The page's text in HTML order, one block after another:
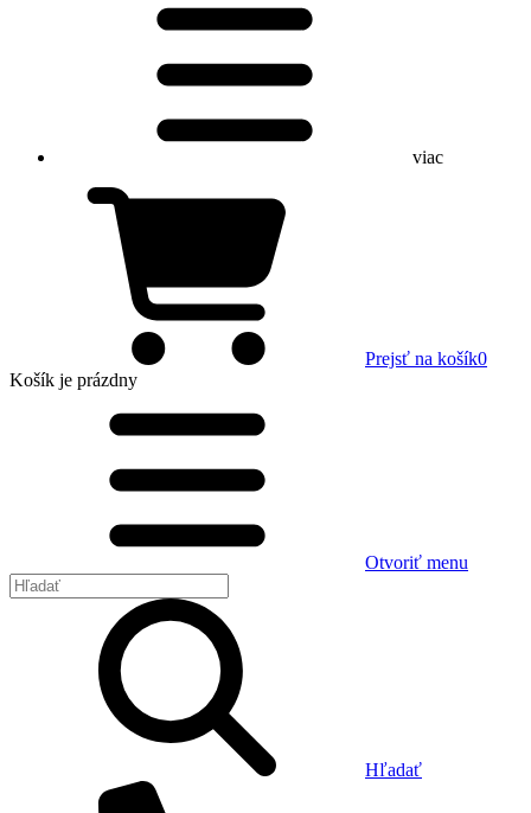
viac
Prejsť na košík0
Košík je prázdny
Otvoriť menu
Hľadať